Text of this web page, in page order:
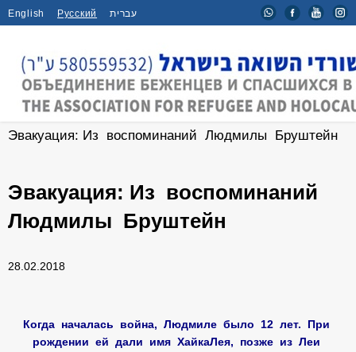
English Русский עברית
Главная / Новости /
Эвакуация: Из воспоминаний Людмилы Бруштейн
Эвакуация: Из воспоминаний
Людмилы Бруштейн
28.02.2018
Когда началась война, Людмиле было 12 лет. При
рождении ей дали имя ХайкаЛея, позже из Леи